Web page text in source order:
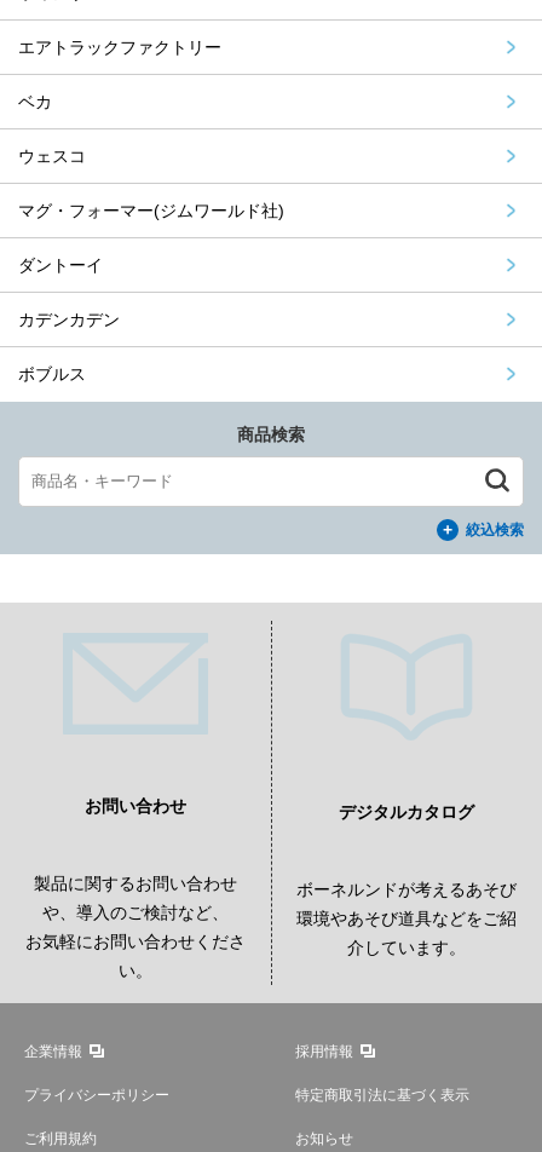
エアトラックファクトリー
ベカ
ウェスコ
マグ・フォーマー(ジムワールド社)
ダントーイ
カデンカデン
ボブルス
商品検索
絞込検索
お問い合わせ
製品に関するお問い合わせ
や、導入のご検討など、
お気軽にお問い合わせくださ
い。
デジタルカタログ
ボーネルンドが考えるあそび
環境やあそび道具などをご紹
介しています。
企業情報 採用情報
プライバシーポリシー 特定商取引法に基づく表示
ご利用規約 お知らせ